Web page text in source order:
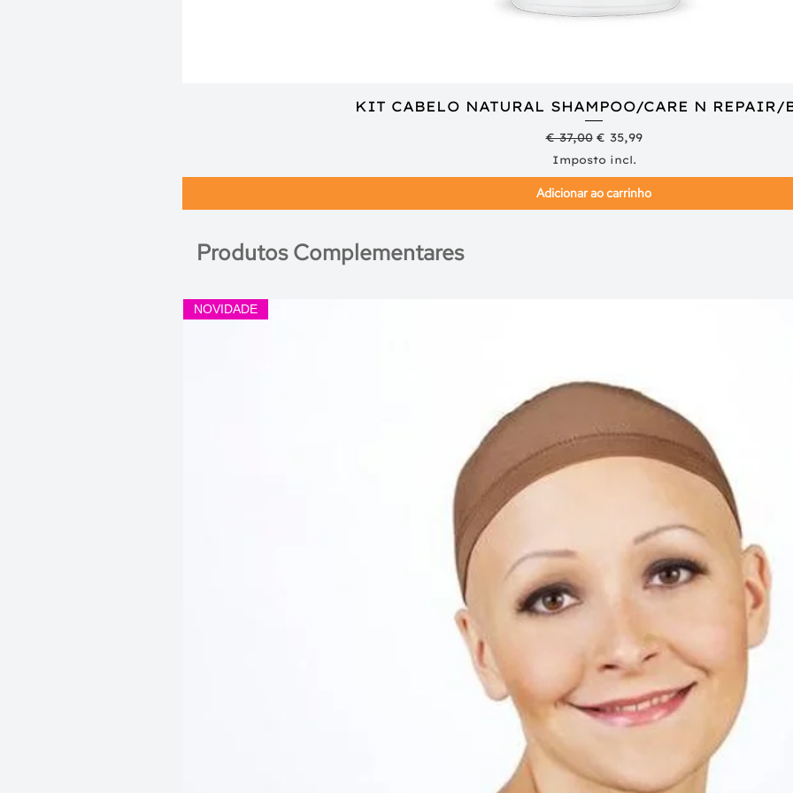
Visualização rápida
KIT CABELO NATURAL SHAMPOO/CARE N REPAIR/
Preço normal
€ 37,00 Preço promocional
€ 35,99
Imposto incl.
Adicionar ao carrinho
Produtos Complementares
NOVIDADE